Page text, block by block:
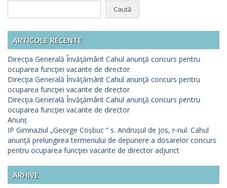
ARTICOLE RECENTE
Direcţia Generală Învăţământ Cahul anunţă concurs pentru
ocuparea funcţiei vacante de director
Direcţia Generală Învăţământ Cahul anunţă concurs pentru
ocuparea funcţiei vacante de director
Direcţia Generală Învăţământ Cahul anunţă concurs pentru
ocuparea funcţiei vacante de director
Anunț
IP Gimnaziul „George Coșbuc ” s. Andrușul de Jos, r-nul. Cahul
anunţă prelungirea termenului de depunere a dosarelor concurs
pentru ocuparea funcţiei vacante de director adjunct
ARHIVE